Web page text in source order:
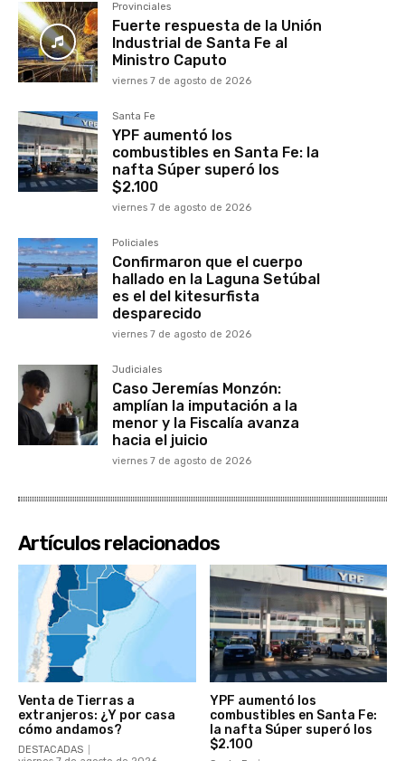
Provinciales
Fuerte respuesta de la Unión
Industrial de Santa Fe al
Ministro Caputo
viernes 7 de agosto de 2026
Santa Fe
YPF aumentó los
combustibles en Santa Fe: la
nafta Súper superó los
$2.100
viernes 7 de agosto de 2026
Policiales
Confirmaron que el cuerpo
hallado en la Laguna Setúbal
es el del kitesurfista
desparecido
viernes 7 de agosto de 2026
Judiciales
Caso Jeremías Monzón:
amplían la imputación a la
menor y la Fiscalía avanza
hacia el juicio
viernes 7 de agosto de 2026
Artículos relacionados
Venta de Tierras a
extranjeros: ¿Y por casa
cómo andamos?
DESTACADAS
YPF aumentó los
combustibles en Santa Fe:
la nafta Súper superó los
$2.100